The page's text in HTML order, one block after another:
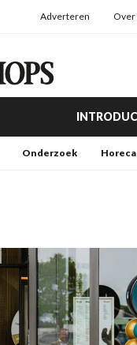
Adverteren Over
Onderzoek Horeca